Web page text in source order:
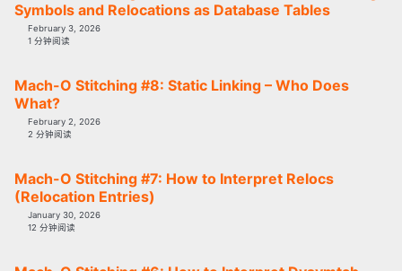
Symbols and Relocations as Database Tables
February 3, 2026
1 分钟阅读
Mach-O Stitching #8: Static Linking – Who Does
What?
February 2, 2026
2 分钟阅读
Mach-O Stitching #7: How to Interpret Relocs
(Relocation Entries)
January 30, 2026
12 分钟阅读